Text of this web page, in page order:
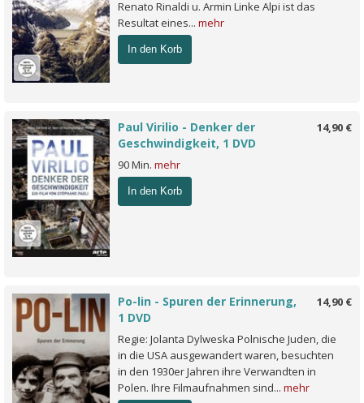
Renato Rinaldi u. Armin Linke Alpi ist das
Resultat eines... mehr
In den Korb
14,90 €
Paul Virilio - Denker der
Geschwindigkeit, 1 DVD
90 Min. mehr
In den Korb
14,90 €
Po-lin - Spuren der Erinnerung,
1 DVD
Regie: Jolanta Dylweska Polnische Juden, die
in die USA ausgewandert waren, besuchten
in den 1930er Jahren ihre Verwandten in
Polen. Ihre Filmaufnahmen sind... mehr